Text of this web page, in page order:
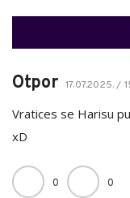
Otpor 17.07.2025. /
Vratices se Harisu
xD
0 0